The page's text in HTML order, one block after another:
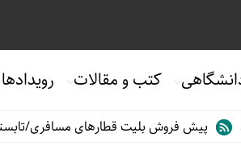
کتب و مقالات رویدادها
پیش فروش بلیت قطارهای مسافری/تابستان۱۴۰۵